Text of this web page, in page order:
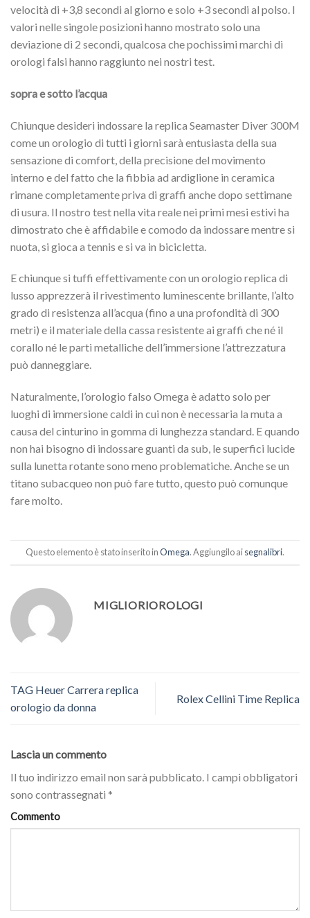
velocità di +3,8 secondi al giorno e solo +3 secondi al polso. I
valori nelle singole posizioni hanno mostrato solo una
deviazione di 2 secondi, qualcosa che pochissimi marchi di
orologi falsi hanno raggiunto nei nostri test.
sopra e sotto l’acqua
Chiunque desideri indossare la replica Seamaster Diver 300M
come un orologio di tutti i giorni sarà entusiasta della sua
sensazione di comfort, della precisione del movimento
interno e del fatto che la fibbia ad ardiglione in ceramica
rimane completamente priva di graffi anche dopo settimane
di usura. Il nostro test nella vita reale nei primi mesi estivi ha
dimostrato che è affidabile e comodo da indossare mentre si
nuota, si gioca a tennis e si va in bicicletta.
E chiunque si tuffi effettivamente con un orologio replica di
lusso apprezzerà il rivestimento luminescente brillante, l’alto
grado di resistenza all’acqua (fino a una profondità di 300
metri) e il materiale della cassa resistente ai graffi che né il
corallo né le parti metalliche dell’immersione l’attrezzatura
può danneggiare.
Naturalmente, l’orologio falso Omega è adatto solo per
luoghi di immersione caldi in cui non è necessaria la muta a
causa del cinturino in gomma di lunghezza standard. E quando
non hai bisogno di indossare guanti da sub, le superfici lucide
sulla lunetta rotante sono meno problematiche. Anche se un
titano subacqueo non può fare tutto, questo può comunque
fare molto.
Questo elemento è stato inserito inOmega. Aggiungilo aisegnalibri.
MIGLIORIOROLOGI
TAG Heuer Carrera replica
orologio da donna
Rolex Cellini Time Replica
Lascia un commento
Il tuo indirizzo email non sarà pubblicato. I campi obbligatori
sono contrassegnati *
Commento